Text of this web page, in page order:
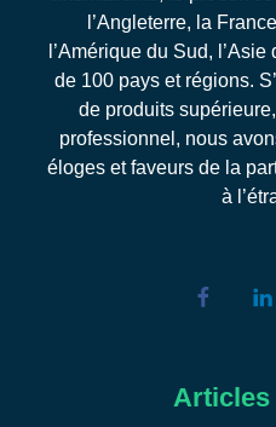
l’Angleterre, la
l’Amérique du Sud,
de 100 pays et régions.
de produits
professionnel, nous
éloges et faveurs de la
à
Articles